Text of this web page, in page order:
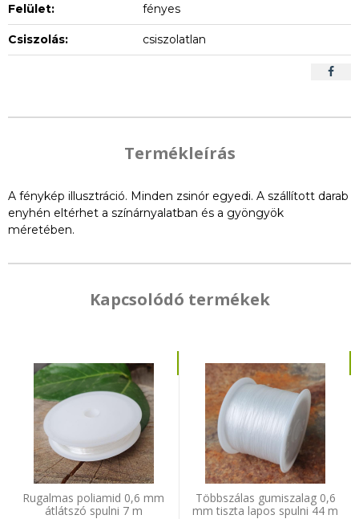
Felület: fényes
Csiszolás: csiszolatlan
Termékleírás
A fénykép illusztráció. Minden zsinór egyedi. A szállított darab
enyhén eltérhet a színárnyalatban és a gyöngyök
méretében.
Kapcsolódó termékek
Rugalmas poliamid 0,6 mm
átlátszó spulni 7 m
Többszálas gumiszalag 0,6
mm tiszta lapos spulni 44 m